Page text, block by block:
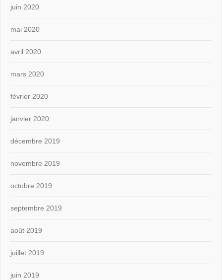
juin 2020
mai 2020
avril 2020
mars 2020
février 2020
janvier 2020
décembre 2019
novembre 2019
octobre 2019
septembre 2019
août 2019
juillet 2019
juin 2019